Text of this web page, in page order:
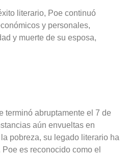
literario, Poe continuó
y personales,
y muerte de su esposa,
terminó abruptamente el 7 de
aún envueltas en
pobreza, su legado literario ha
es reconocido como el